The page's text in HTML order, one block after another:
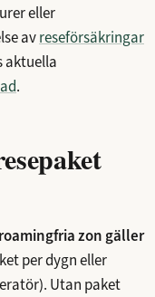
eller
avreseförsäkringar
aktuella
.
zon gäller
per dygn eller
Utan paket